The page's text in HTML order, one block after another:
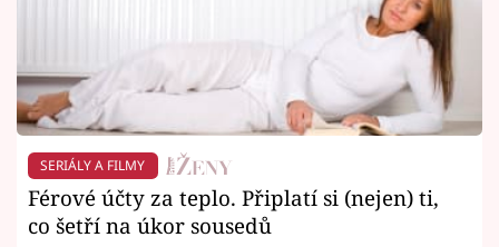
SERIÁLY A FILMY
Férové účty za teplo. Připlatí si (nejen) ti,
co šetří na úkor sousedů